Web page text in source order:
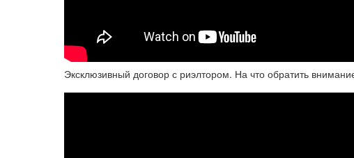
Эксклюзивный договор с риэлтором. На что обратить